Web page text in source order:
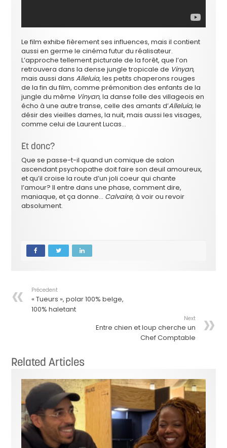
Le film exhibe fièrement ses influences, mais il contient
aussi en germe le cinéma futur du réalisateur.
L’approche tellement picturale de la forêt, que l’on
retrouvera dans la dense jungle tropicale de Vinyan,
mais aussi dansAlleluia, les petits chaperons rouges
de la fin du film, comme prémonition des enfants de la
jungle du même Vinyan, la danse folle des villageois en
écho à une autre transe, celle des amants d’Alleluia,le
désir des vieilles dames, la nuit, mais aussi les visages,
comme celui de Laurent Lucas…
Et donc?
Que se passe-t-il quand un comique de salon
ascendant psychopathe doit faire son deuil amoureux,
et qu’il croise la route d’un joli coeur qui chante
l’amour? Il entre dans une phase, comment dire,
maniaque, et ça donne… Calvaire, à voir ou revoir
absolument.
Précedent
« Tueurs », polar 100% belge,
100% haletant
Next
Entre chien et loup cherche un
Chef Comptable
Related Articles